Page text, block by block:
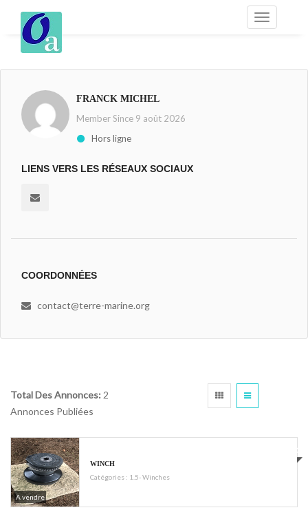
FRANCK MICHEL
Member Since 9 août 2026
Hors ligne
LIENS VERS LES RÉSEAUX SOCIAUX
COORDONNÉES
contact@terre-marine.org
Total Des Annonces: 2
Annonces Publiées
A vendre
€800
WINCH
Catégories : 1.5- Winches